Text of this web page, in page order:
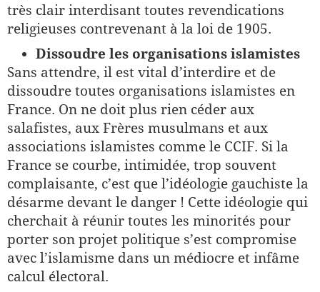
très clair interdisant toutes revendications
religieuses contrevenant à la loi de 1905.
Dissoudre les organisations islamistes
Sans attendre, il est vital d’interdire et de
dissoudre toutes organisations islamistes en
France. On ne doit plus rien céder aux
salafistes, aux Frères musulmans et aux
associations islamistes comme le CCIF. Si la
France se courbe, intimidée, trop souvent
complaisante, c’est que l’idéologie gauchiste la
désarme devant le danger ! Cette idéologie qui
cherchait à réunir toutes les minorités pour
porter son projet politique s’est compromise
avec l’islamisme dans un médiocre et infâme
calcul électoral.